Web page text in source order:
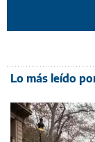
Lo más leído